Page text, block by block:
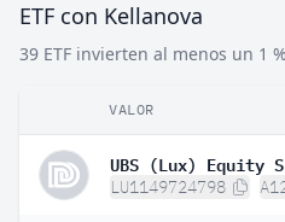
ETF con Kellanova
39 ETF invierten al menos un 1
VALOR
UBS (Lux) Equity
LU1149724798